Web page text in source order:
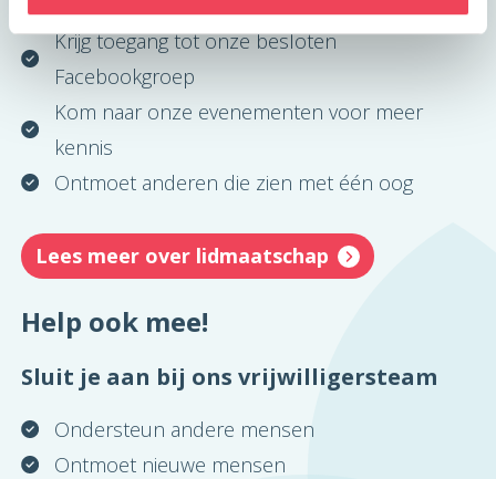
Krijg toegang tot onze besloten
Facebookgroep
Kom naar onze evenementen voor meer
kennis
Ontmoet anderen die zien met één oog
Lees meer over lidmaatschap
Help ook mee!
Sluit je aan bij ons vrijwilligersteam
Ondersteun andere mensen
Ontmoet nieuwe mensen